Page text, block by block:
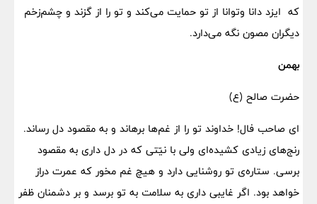
که ایزد دانا وتوانا از تو حمایت می‌کند و تو را از گزند و چشم‌زخم
دیگران مصون نگه می‌دارد.
بهمن
حضرت صالح (ع)
ای صاحب فال! خداوند تو را از غم‌ها برهاند و به مقصود دل رساند.
رنج‌های زیادی کشیده‌ای ولی با نیّتی که در دل داری به مقصود
برسی. ستاره‌ی تو روشنایی دارد و هیچ غم مخور که عمرت دراز
خواهد بود. اگر غایبی داری به سلامت به تو برسد و بر دشمنان ظفر